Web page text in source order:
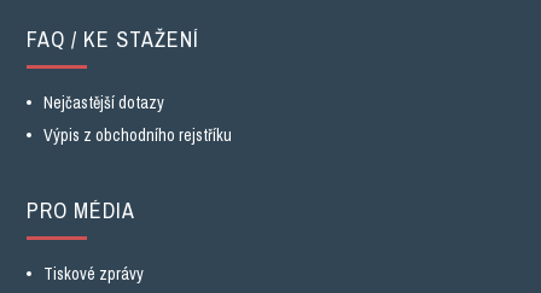
FAQ / KE STAŽENÍ
Nejčastější dotazy
Výpis z obchodního rejstříku
PRO MÉDIA
Tiskové zprávy